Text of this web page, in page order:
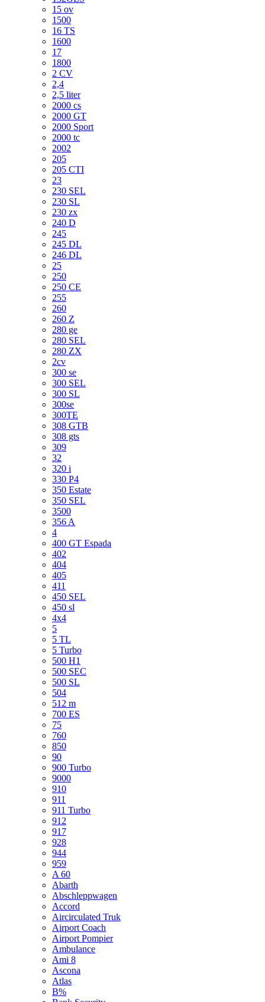
15 ov
1500
16 TS
1600
17
1800
2 CV
2,4
2,5 liter
2000 cs
2000 GT
2000 Sport
2000 tc
2002
205
205 CTI
23
230 SEL
230 SL
230 zx
240 D
245
245 DL
246 DL
25
250
250 CE
255
260
260 Z
280 ge
280 SEL
280 ZX
2cv
300 se
300 SEL
300 SL
300se
300TE
308 GTB
308 gts
309
32
320 i
330 P4
350 Estate
350 SEL
3500
356 A
4
400 GT Espada
402
404
405
411
450 SEL
450 sl
4x4
5
5 TL
5 Turbo
500 H1
500 SEC
500 SL
504
512 m
700 ES
75
760
850
90
900 Turbo
9000
910
911
911 Turbo
912
917
928
944
959
A 60
Abarth
Abschleppwagen
Accord
Aircirculated Truk
Airport Coach
Airport Pompier
Ambulance
Ami 8
Ascona
Atlas
B%